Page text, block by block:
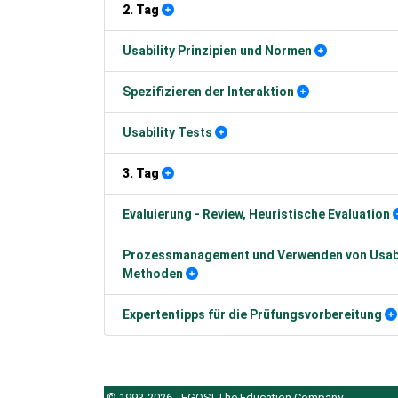
2. Tag
Usability Prinzipien und Normen
Spezifizieren der Interaktion
Usability Tests
3. Tag
Evaluierung - Review, Heuristische Evaluation
Prozessmanagement und Verwenden von
Methoden
Expertentipps für die Prüfungsvorbereitung